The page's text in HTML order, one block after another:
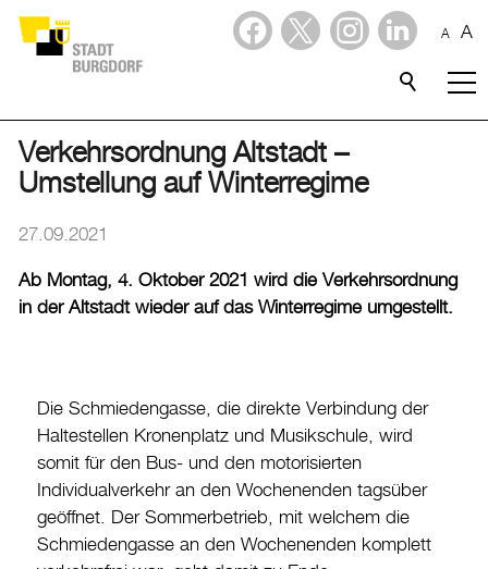
A A
Stadtporträt
Verwaltung & Politik
Aktuelles
Amtliche Publikationen
Medienmitteilungen
Baupublikationen
Burgdorf baut
Verkehrsordnung Altstadt –
Umstellung auf Winterregime
27.09.2021
Ab Montag, 4. Oktober 2021 wird die Verkehrsordnung
in der Altstadt wieder auf das Winterregime umgestellt.
Die Schmiedengasse, die direkte Verbindung der
Haltestellen Kronenplatz und Musikschule, wird
somit für den Bus- und den motorisierten
Individualverkehr an den Wochenenden tagsüber
geöffnet. Der Sommerbetrieb, mit welchem die
Schmiedengasse an den Wochenenden komplett